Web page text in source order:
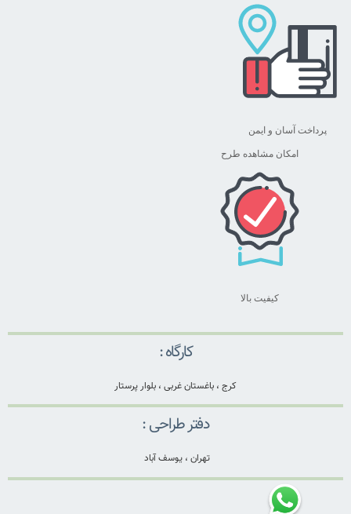
پرداخت آسان و ایمن
امکان مشاهده طرح
کیفیت بالا
کارگاه :
کرج ، باغستان غربی ، بلوار پرستار
دفتر طراحی :
تهران ، یوسف آباد